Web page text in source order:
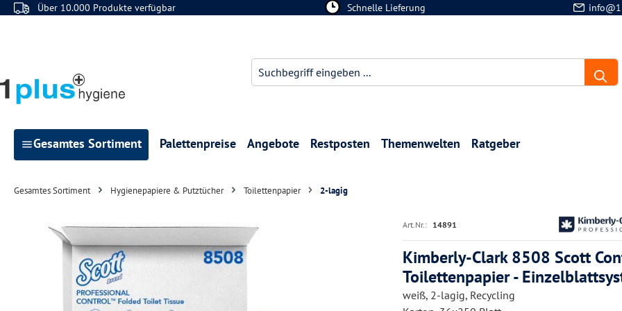
Hauptinhalt springen
Zur Suche springen
Zur Hauptnavigation springen
Über 10.000 Produkte verfügbar Schnelle Lieferung
Gesamtes Sortiment Palettenpreise Angebote Restposten Themenwelten Ratgeber
Gesamtes Sortiment Hygienepapiere & Putztücher Toilettenpapier 2-lagig
Bildergalerie überspringen Art.Nr.: 14891
Kimberly-Clark 8508 Scott
Toilettenpapier -
weiß, 2-lagig, Recycling